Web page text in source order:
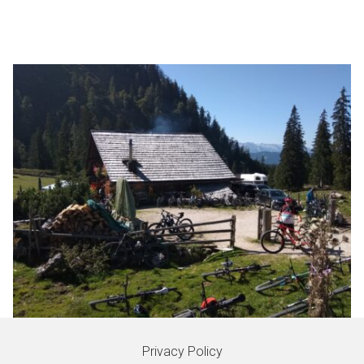
Privacy Policy